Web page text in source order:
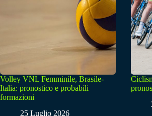
Volley VNL Femminile, Brasile-
Italia: pronostico e probabili
formazioni
25 Luglio 2026